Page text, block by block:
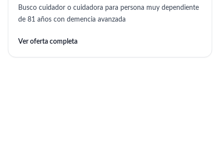
Busco cuidador o cuidadora para persona muy dependiente
de 81 años con demencia avanzada
Ver oferta completa